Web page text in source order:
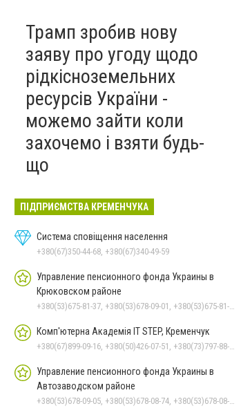
Трамп зробив нову
заяву про угоду щодо
рідкісноземельних
ресурсів України -
можемо зайти коли
захочемо і взяти будь-
що
ПІДПРИЄМСТВА КРЕМЕНЧУКА
Система сповіщення населення
+380(67)350-44-68, +380(67)340-49-59
Управление пенсионного фонда Украины в
Крюковском районе
+380(53)675-81-37, +380(53)678-09-01, +380(53)675-81-32, +380(53)675-81-40, +380(53)675-81-33, +380(53)675-81-38, +380(53)675-81-31, +380(53)678-08-87
Комп'ютерна Академія IT STEP, Кременчук
+380(67)899-09-16, +380(50)426-07-51, +380(73)797-88-17
Управление пенсионного фонда Украины в
Автозаводском районе
+380(53)678-09-05, +380(53)678-08-74, +380(53)678-08-83, +380(53)678-08-41, +380(53)678-08-86